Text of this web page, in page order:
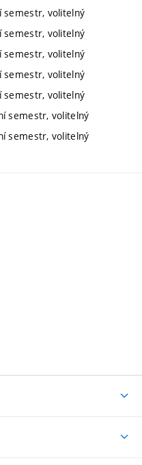
semestr, volitelný
semestr, volitelný
semestr, volitelný
semestr, volitelný
semestr, volitelný
semestr, volitelný
semestr, volitelný